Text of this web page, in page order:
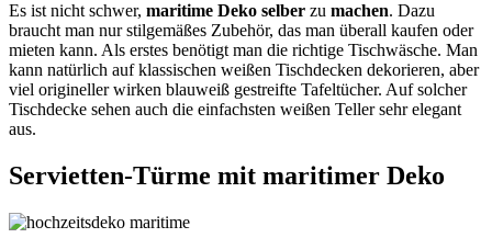
Es ist nicht schwer, maritime Deko selber zu machen. Dazu
braucht man nur stilgemäßes Zubehör, das man überall kaufen oder
mieten kann. Als erstes benötigt man die richtige Tischwäsche. Man
kann natürlich auf klassischen weißen Tischdecken dekorieren, aber
viel origineller wirken blauweiß gestreifte Tafeltücher. Auf solcher
Tischdecke sehen auch die einfachsten weißen Teller sehr elegant
aus.
Servietten-Türme mit maritimer Deko